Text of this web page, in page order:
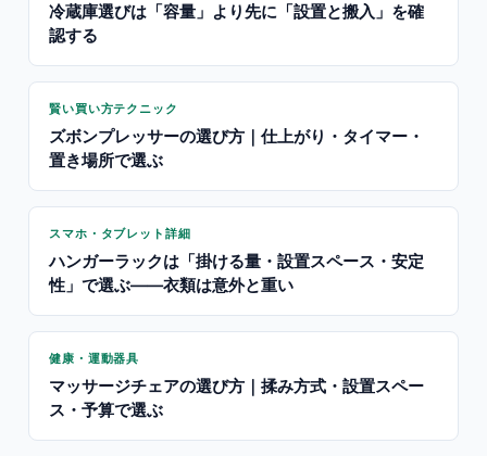
冷蔵庫選びは「容量」より先に「設置と搬入」を確
認する
賢い買い方テクニック
ズボンプレッサーの選び方｜仕上がり・タイマー・
置き場所で選ぶ
スマホ・タブレット詳細
ハンガーラックは「掛ける量・設置スペース・安定
性」で選ぶ——衣類は意外と重い
健康・運動器具
マッサージチェアの選び方｜揉み方式・設置スペー
ス・予算で選ぶ